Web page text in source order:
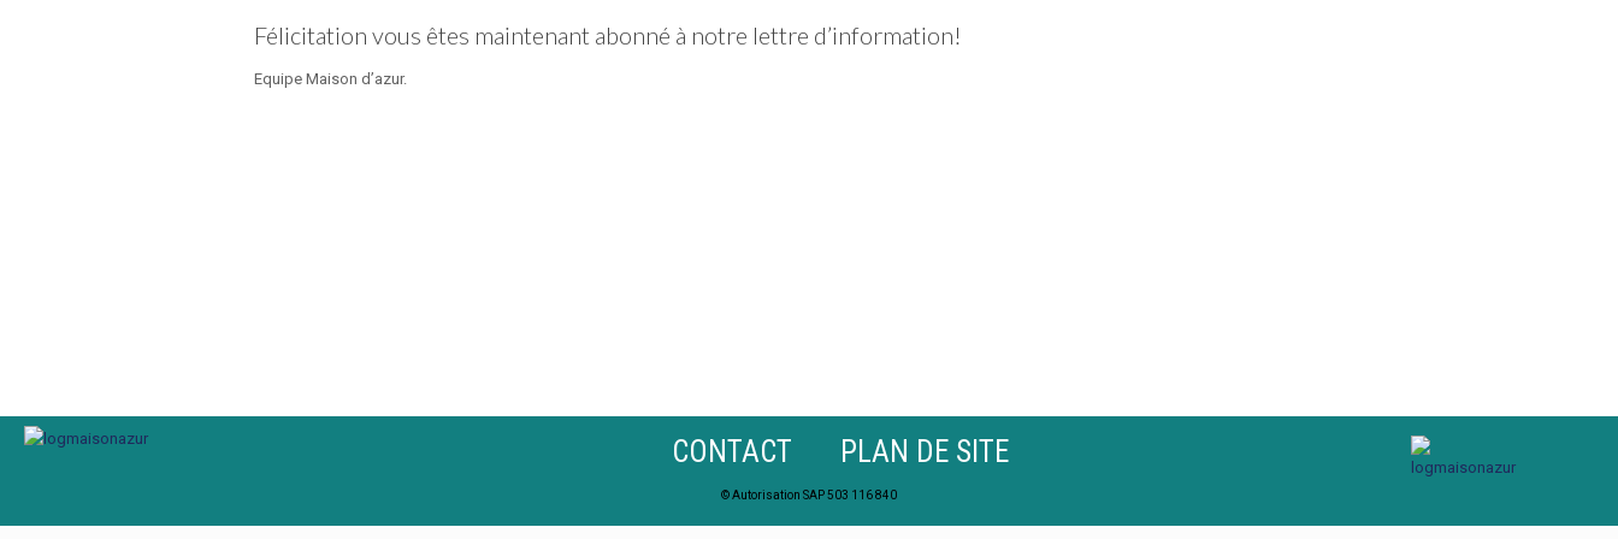
Félicitation vous êtes maintenant abonné à notre lettre d’information!
Equipe Maison d’azur.
CONTACT PLAN DE SITE
© Autorisation SAP 503 116 840